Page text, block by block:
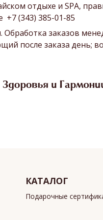
отдыхе и SPA,
+7 (343) 385-01-85
заказов
после заказа день;
и
КАТАЛОГ
Подарочные